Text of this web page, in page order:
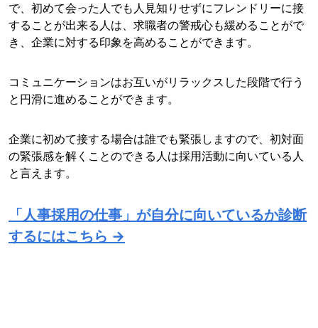
で、初めて会った人でも人見知りせずにフレンドリーに接
することが出来る人は、求職者の警戒心も緩めることがで
き、企業に対する印象を高めることができます。
コミュニケーションはお互いがリラックスした段階で行う
と円滑に進めることができます。
企業に初めて接する場合は誰でも緊張しますので、初対面
の緊張感を解くことのできる人は採用活動に向いている人
と言えます。
「人事採用の仕事」が自分に向いているか診断
するにはこちら →